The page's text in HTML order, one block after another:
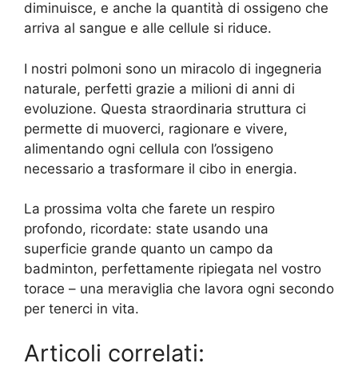
diminuisce, e anche la quantità di ossigeno che
arriva al sangue e alle cellule si riduce.
I nostri polmoni sono un miracolo di ingegneria
naturale, perfetti grazie a milioni di anni di
evoluzione. Questa straordinaria struttura ci
permette di muoverci, ragionare e vivere,
alimentando ogni cellula con l’ossigeno
necessario a trasformare il cibo in energia.
La prossima volta che farete un respiro
profondo, ricordate: state usando una
superficie grande quanto un campo da
badminton, perfettamente ripiegata nel vostro
torace – una meraviglia che lavora ogni secondo
per tenerci in vita.
Articoli correlati: